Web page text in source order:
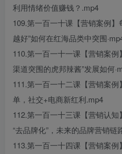
利用情绪价值赚钱？.mp4
109.第一百一十课【营销案例
越好”如何在红海品类中突围
110.第一百一十一课【营销案
渠道突围的虎邦辣酱”发展如何
111.第一百一十二课【营销案例
单，社交+电商新红利.mp4
112.第一百一十三课【营销认
“去品牌化”，未来的品牌营销
113.第一百一十四课【营销案